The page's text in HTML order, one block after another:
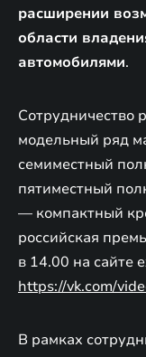
расширении
области
автомобилями.
Сотрудничество
модельный ряд
семиместный
пятиместный
— компактный
российская
в 14.00 на сайте
https://vk.com/
В рамках